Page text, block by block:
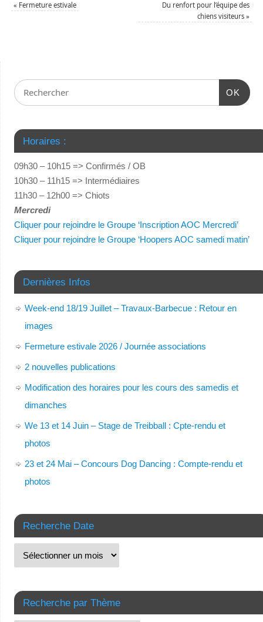
« Fermeture estivale
Du renfort pour l’équipe des
chiens visiteurs»
OK
Horaires :
09h30 – 10h15 => Confirmés / OB
10h30 – 11h15 => Intermédiaires
11h30 – 12h00 => Chiots
Mercredi
Cliquer pour rejoindre le Groupe ‘Inscription AOC Mercredi’
Cliquer pour rejoindre le Groupe ‘Hoopers AOC samedi matin’
Dernières Infos
Week-end 18/19 Juillet – Travaux-Barbecue : Retour en
images
Fermeture estivale 2026 / Journée associations
2 nouvelles publications
Modification des horaires pour les cours des samedis et
dimanches
We 13 et 14 Juin – Stage de Treibball : Cpte-rendu et
photos
23 et 24 Mai – Concours Dog Dancing : Compte-rendu et
photos
Recherche Date
Recherche par Thème